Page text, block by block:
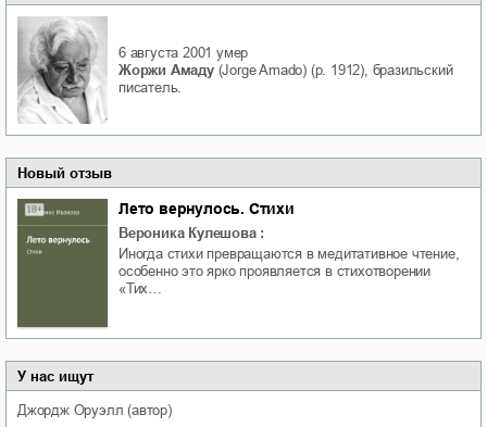
6 августа 2001 умер
Жоржи Амаду(Jorge Amado) (р. 1912), бразильский
писатель.
Новый отзыв
Лето вернулось. Стихи
Вероника Кулешова :
Иногда стихи превращаются в медитативное чтение,
особенно это ярко проявляется в стихотворении
«Тих…
У нас ищут
Джордж Оруэлл (автор)